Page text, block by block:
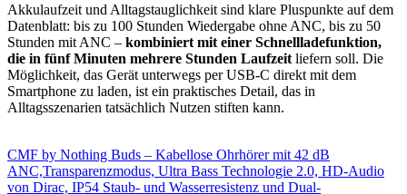
Akkulaufzeit und Alltagstauglichkeit sind klare Pluspunkte auf dem
Datenblatt: bis zu 100 Stunden Wiedergabe ohne ANC, bis zu 50
Stunden mit ANC – kombiniert mit einer Schnellladefunktion,
die in fünf Minuten mehrere Stunden Laufzeit liefern soll. Die
Möglichkeit, das Gerät unterwegs per USB-C direkt mit dem
Smartphone zu laden, ist ein praktisches Detail, das in
Alltagsszenarien tatsächlich Nutzen stiften kann.
CMF by Nothing Buds – Kabellose Ohrhörer mit 42 dB
ANC,Transparenzmodus, Ultra Bass Technologie 2.0, HD-Audio
von Dirac, IP54 Staub- und Wasserresistenz und Dual-